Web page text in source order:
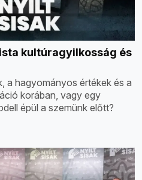
kultúragyilkosság és
a hagyományos értékek és a
korában, vagy egy
épül a szemünk előtt?